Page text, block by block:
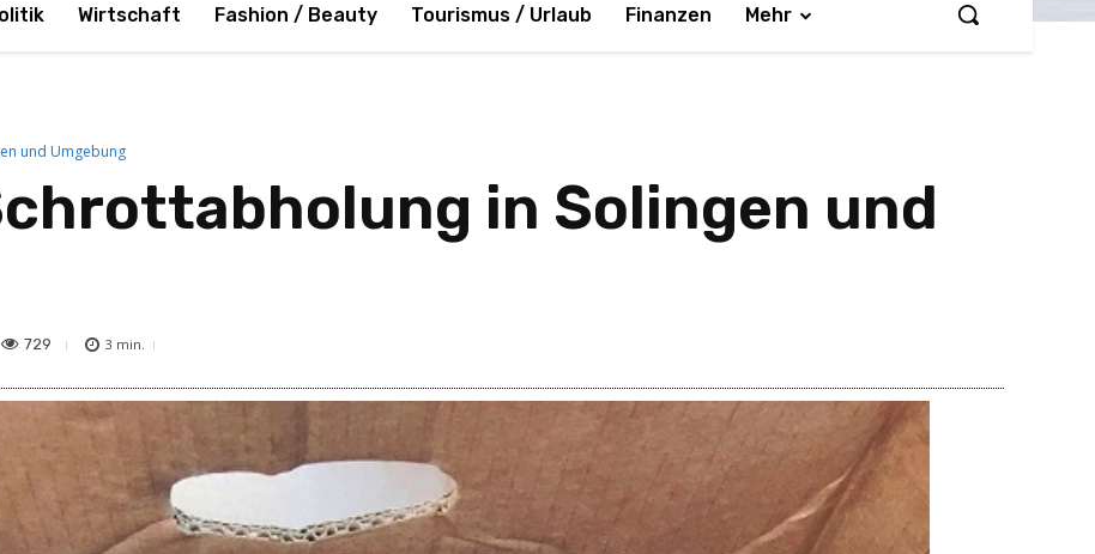
Wirtschaft Fashion / Beauty Tourismus / Urlaub Finanzen Mehr
und Umgebung
in Solingen und
729 3 min.